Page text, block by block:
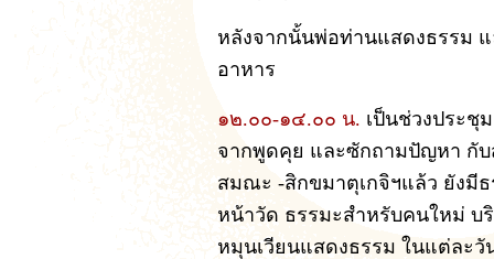
หลังจากนั้นพ่อท่านแสดงธรรม
อาหาร
๑๒.๐๐-๑๔.๐๐ น. เป็นช่วงประชุ
จากพูดคุย และซักถามปัญหา กั
สมณะ -สิกขมาตุเกจิฯแล้ว ยังมี
หน้าวัด ธรรมะสำหรับคนใหม่
หมุนเวียนแสดงธรรม ในแต่ละวั